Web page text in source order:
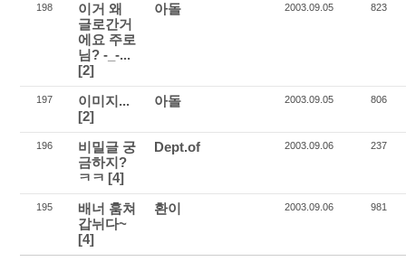
198
이거 왜
글로간거
에요 주로
님? -_-...
[2]
아돌 2003.09.05 823
197
이미지...
[2]
아돌 2003.09.05 806
196
비밀글 궁
금하지?
ㅋㅋ [4]
Dept.of 2003.09.06 237
195
배너 훔쳐
갑뉘다~
[4]
환이 2003.09.06 981